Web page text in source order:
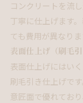
コンクリートを流
丁寧に仕上げます
ても費用が異なりま
表面仕上げ（刷毛
表面仕上げにはい
刷毛引き仕上げで
意匠面で優れてお